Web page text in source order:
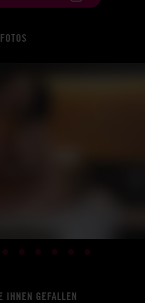
FOTOS
IHNEN GEFALLEN